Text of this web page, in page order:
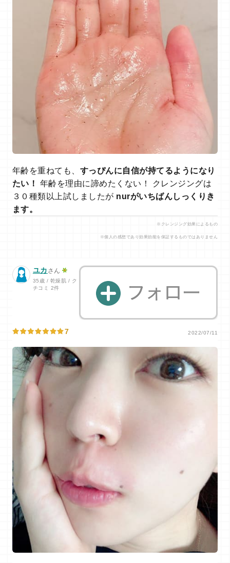
年齢を重ねても、 すっぴんに自信が持てるようになり
たい！
年齢を理由に諦めたくない！ クレンジングは
３０種類以上試しましたが nurがいちばんしっくりき
ます。
※クレンジング効果によるもの
※個人の感想であり効果効能を保証するものではありません
ユカ さん
35歳 / 乾燥肌 / ク
チコミ 2件
7 2022/07/11